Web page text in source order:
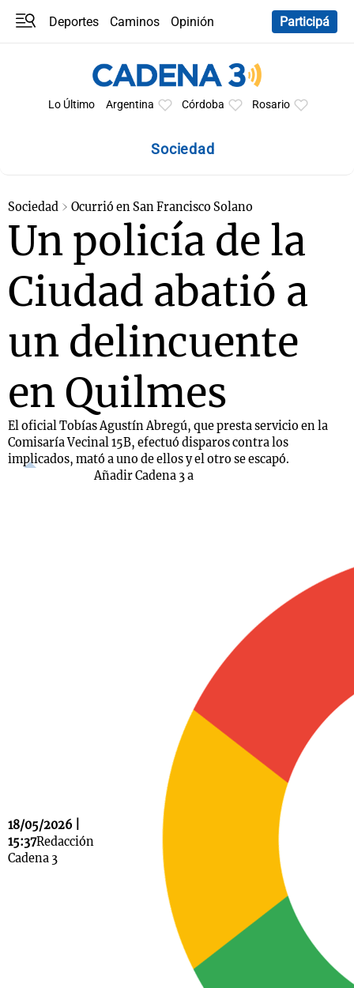
Deportes Caminos
Opinión
Participá
Lo Último Argentina Córdoba Rosario
Sociedad
Sociedad Ocurrió en San Francisco Solano
Un policía de la
Ciudad abatió a
un delincuente
en Quilmes
El oficial Tobías Agustín Abregú, que presta servicio en la
Comisaría Vecinal 15B, efectuó disparos contra los
implicados, mató a uno de ellos y el otro se escapó.
18/05/2026 |
15:37Redacción
Cadena 3
Añadir Cadena 3 a
Mundial 2026
Notas
La Sole en
Cadena 3